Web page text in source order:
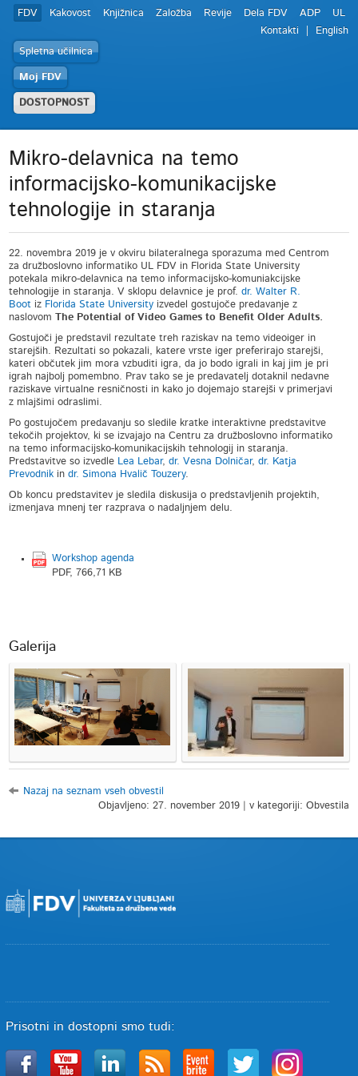
FDV Kakovost Knjižnica Založba Revije Dela FDV ADP
UL
Kontakti
English
Spletna učilnica
Moj FDV
DOSTOPNOST
Mikro-delavnica na temo
informacijsko-komunikacijske
tehnologije in staranja
22. novembra 2019 je v okviru bilateralnega sporazuma med Centrom
za družboslovno informatiko UL FDV in Florida State University
potekala mikro-delavnica na temo informacijsko-komuniakcijske
tehnologije in staranja. V sklopu delavnice je prof.dr. Walter R.
Boot iz Florida State University izvedel gostujoče predavanje z
naslovom The Potential of Video Games to Benefit Older Adults.
Gostujoči je predstavil rezultate treh raziskav na temo videoiger in
starejših. Rezultati so pokazali, katere vrste iger preferirajo starejši,
kateri občutek jim mora vzbuditi igra, da jo bodo igrali in kaj jim je pri
igrah najbolj pomembno. Prav tako se je predavatelj dotaknil nedavne
raziskave virtualne resničnosti in kako jo dojemajo starejši v primerjavi
z mlajšimi odraslimi.
Po gostujočem predavanju so sledile kratke interaktivne predstavitve
tekočih projektov, ki se izvajajo na Centru za družboslovno informatiko
na temo informacijsko-komunikacijskih tehnologij in staranja.
Predstavitve so izvedle Lea Lebar,dr. Vesna Dolničar,dr. Katja
Prevodnik indr. Simona Hvalič Touzery.
Ob koncu predstavitev je sledila diskusija o predstavljenih projektih,
izmenjava mnenj ter razprava o nadaljnjem delu.
Workshop agenda
PDF, 766,71 KB
Galerija
Nazaj na seznam vseh obvestil
Objavljeno: 27. november 2019 | v kategoriji: Obvestila
Prisotni in dostopni smo tudi: